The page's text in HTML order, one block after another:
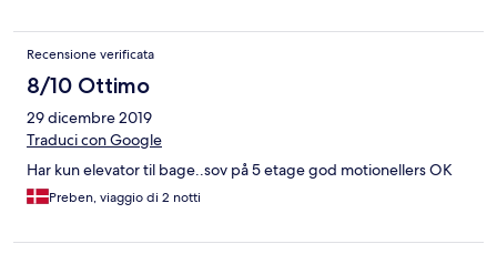
Recensione verificata
8/10 Ottimo
29 dicembre 2019
Traduci con Google
Har kun elevator til bage..sov på 5 etage god motionellers OK
Preben, viaggio di 2 notti